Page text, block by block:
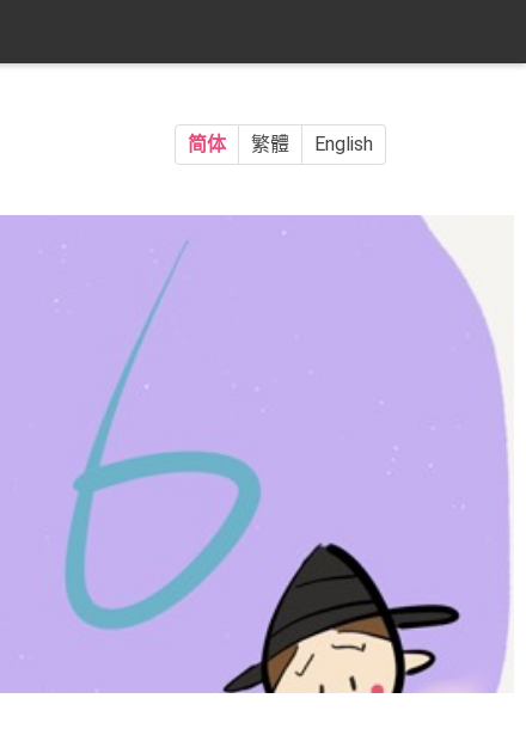
简体 繁體 English